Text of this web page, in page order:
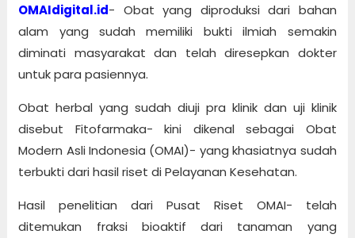
OMAIdigital.id- Obat yang diproduksi dari bahan
alam yang sudah memiliki bukti ilmiah semakin
diminati masyarakat dan telah diresepkan dokter
untuk para pasiennya.
Obat herbal yang sudah diuji pra klinik dan uji klinik
disebut Fitofarmaka- kini dikenal sebagai Obat
Modern Asli Indonesia (OMAI)- yang khasiatnya sudah
terbukti dari hasil riset di Pelayanan Kesehatan.
Hasil penelitian dari Pusat Riset OMAI- telah
ditemukan fraksi bioaktif dari tanaman yang